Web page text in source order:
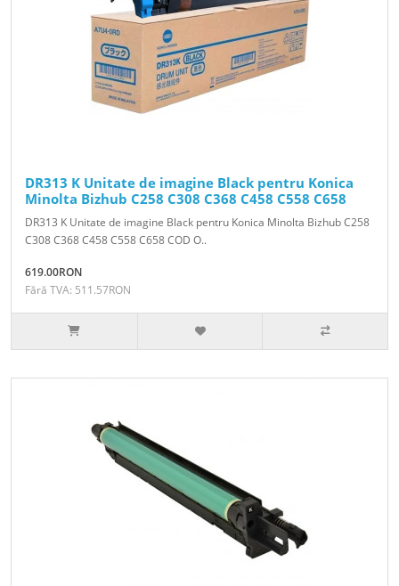
DR313 K Unitate de imagine Black pentru Konica
Minolta Bizhub C258 C308 C368 C458 C558 C658
DR313 K Unitate de imagine Black pentru Konica Minolta Bizhub C258
C308 C368 C458 C558 C658 COD O..
619.00RON
Fără TVA: 511.57RON